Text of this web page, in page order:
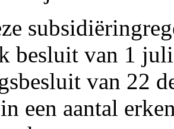
besluit van 1
van 22
een aantal